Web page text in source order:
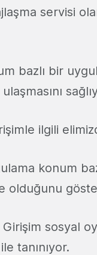
servisi
bazlı bir
ilgili
konum
olduğunu
Girişim sosyal
tanınıyor.